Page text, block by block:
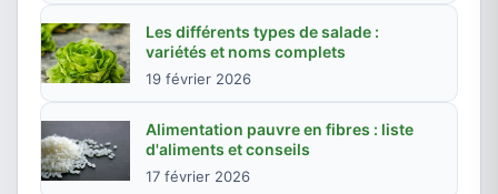
Les différents types de salade :
variétés et noms complets
19 février 2026
Alimentation pauvre en fibres : liste
d'aliments et conseils
17 février 2026